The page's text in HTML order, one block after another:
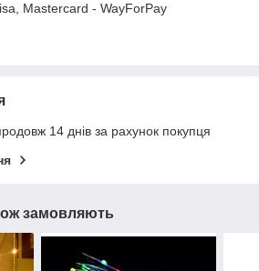
Mastercard - WayForPay
14 днів за рахунок покупця
замовляють